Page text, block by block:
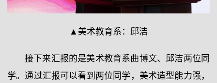
▲美术教育系：邱洁
接下来汇报的是美术教育系曲博文、邱洁两位同
学。通过汇报可以看到两位同学，美术造型能力强，